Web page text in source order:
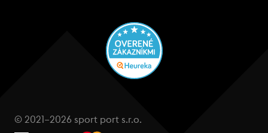
© 2021–2026 sport port s.r.o.